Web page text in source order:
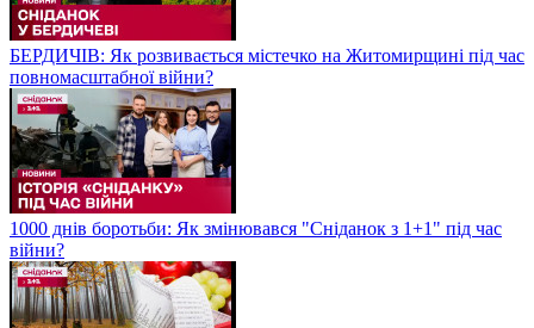
БЕРДИЧІВ: Як розвивається містечко на Житомирщині під час
повномасштабної війни?
1000 днів боротьби: Як змінювався "Сніданок з 1+1" під час
війни?